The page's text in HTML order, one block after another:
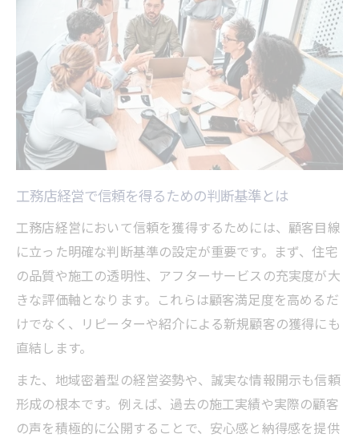
工務店経営で信頼を得るための判断基準とは
工務店経営において信頼を獲得するためには、顧客目線
に立った明確な判断基準の設定が重要です。まず、住宅
の品質や施工の透明性、アフターサービスの充実度が大
きな評価軸となります。これらは顧客満足度を高めるだ
けでなく、リピーターや紹介による新規顧客の獲得にも
直結します。
また、地域密着型の経営姿勢や、誠実な情報開示も信頼
形成の根本です。例えば、過去の施工実績や実際の顧客
の声を積極的に公開することで、安心感と納得感を提供